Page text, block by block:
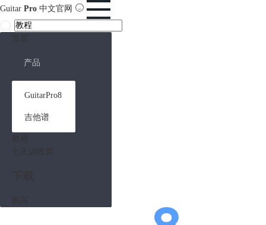
Guitar Pro 中文官网
产品
GuitarPro8
吉他谱